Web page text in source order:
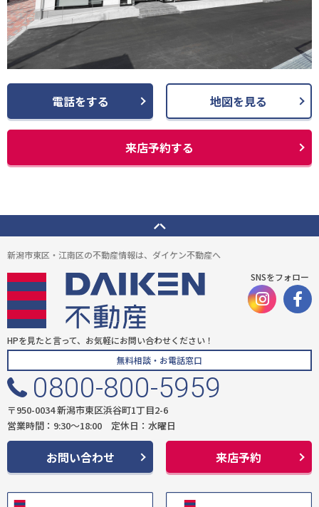
電話をする 地図を見る
来店予約する
新潟市東区・江南区の不動産情報は、ダイケン不動産へ
SNSをフォロー
HPを見たと言って、お気軽にお問い合わせください！
無料相談・お電話窓口
0800-800-5959
〒950-0034 新潟市東区浜谷町1丁目2-6
営業時間：9:30〜18:00 定休日：水曜日
お問い合わせ 来店予約